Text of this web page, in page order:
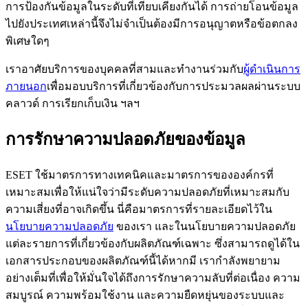
การป้องกันข้อมูลในระดับที่เทียบเคียงกันได้ การถ่ายโอนข้อมูล
ไปยังประเทศเหล่านี้จึงไม่จำเป็นต้องมีการอนุญาตหรือข้อตกลง
พิเศษใดๆ
เราอาศัยบริการของบุคคลที่สามและทำงานร่วมกับผู้ดำเนินการ
ภายนอกเพื่อมอบบริการที่เกี่ยวข้องกับการประมวลผลผ่านระบบ
คลาวด์ การเรียกเก็บเงิน ฯลฯ
การรักษาความปลอดภัยของข้อมูล
ESET ใช้มาตรการทางเทคนิคและมาตรการขององค์กรที่
เหมาะสมเพื่อให้แน่ใจว่ามีระดับความปลอดภัยที่เหมาะสมกับ
ความเสี่ยงที่อาจเกิดขึ้น นี่คือมาตรการที่รายละเอียดไว้ใน
นโยบายความปลอดภัย ของเรา และในนโยบายความปลอดภัย
แต่ละรายการที่เกี่ยวข้องกับผลิตภัณฑ์เฉพาะ ซึ่งสามารถดูได้ใน
เอกสารประกอบของผลิตภัณฑ์นี้ได้หากมี เรากำลังพยายาม
อย่างเต็มที่เพื่อให้มั่นใจได้ถึงการรักษาความลับที่ต่อเนื่อง ความ
สมบูรณ์ ความพร้อมใช้งาน และความยืดหยุ่นของระบบและ